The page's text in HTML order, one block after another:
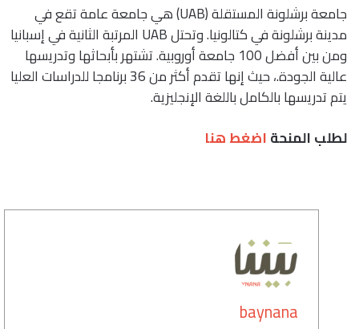
جامعة برشلونة المستقلة (UAB) هي جامعة عامة تقع في
مدينة برشلونة في كتالونيا. وتحتل UAB المرتبة الثانية في إسبانيا
ومن بين أفضل 100 جامعة أوروبية. تشتهر بأبحاثها وتدريسها
عالية الجودة.، حيث إنها تقدم أكثر من 36 برنامجا للدراسات العليا
يتم تدريسها بالكامل باللغة الإنجليزية.
لطلب المنحةاضغط هنا
baynana